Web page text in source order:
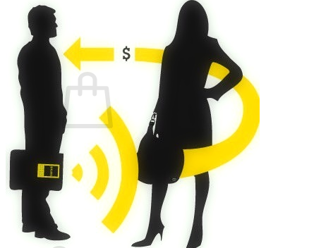
PREDAJŇA
KONTAKT
BLOG
Košík /0.00€
Žiadne produkty v košíku.
Vrátiť sa do obchodu
Pokladňa
Košík